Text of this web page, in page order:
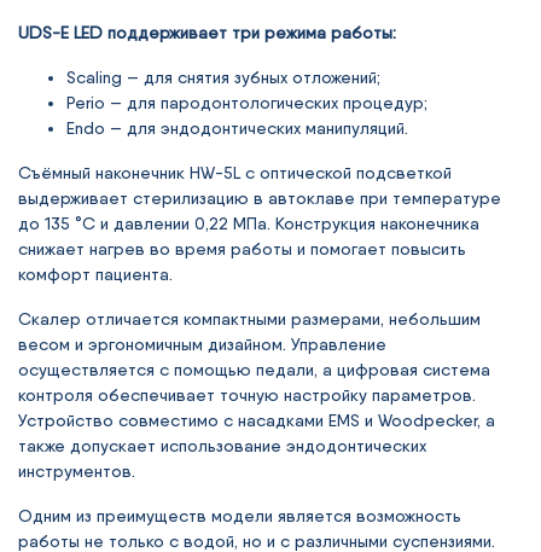
UDS-E LED поддерживает три режима работы:
Scaling — для снятия зубных отложений;
Perio — для пародонтологических процедур;
Endo — для эндодонтических манипуляций.
Съёмный наконечник HW-5L с оптической подсветкой
выдерживает стерилизацию в автоклаве при температуре
до 135 °C и давлении 0,22 МПа. Конструкция наконечника
снижает нагрев во время работы и помогает повысить
комфорт пациента.
Скалер отличается компактными размерами, небольшим
весом и эргономичным дизайном. Управление
осуществляется с помощью педали, а цифровая система
контроля обеспечивает точную настройку параметров.
Устройство совместимо с насадками EMS и Woodpecker, а
также допускает использование эндодонтических
инструментов.
Одним из преимуществ модели является возможность
работы не только с водой, но и с различными суспензиями.